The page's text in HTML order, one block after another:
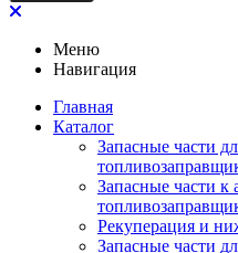
Меню
Навигация
Главная
Каталог
Запасные части
Запасные части
Рекуперация и
Запасные части